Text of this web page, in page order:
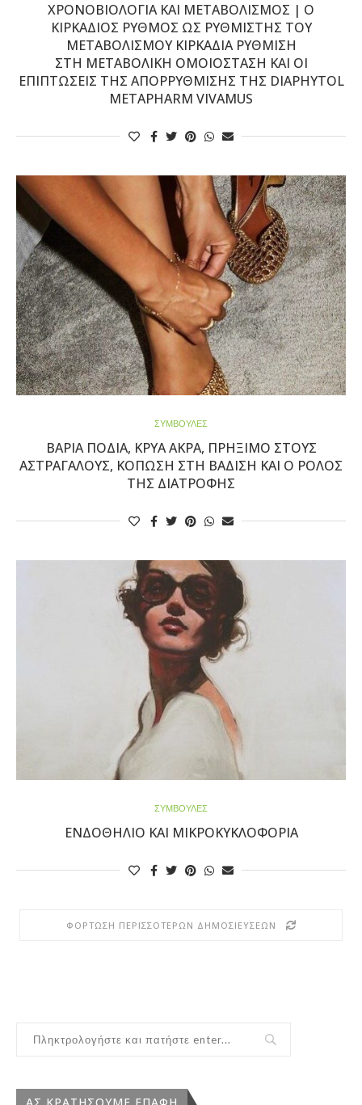
ΧΡΟΝΟΒΙΟΛΟΓΊΑ ΚΑΙ ΜΕΤΑΒΟΛΙΣΜΌΣ | Ο
ΚΙΡΚΆΔΙΟΣ ΡΥΘΜΌΣ ΩΣ ΡΥΘΜΙΣΤΉΣ ΤΟΥ
ΜΕΤΑΒΟΛΙΣΜΟΎ KΙΡΚΆΔΙΑ ΡΎΘΜΙΣΗ
ΣΤΗ ΜΕΤΑΒΟΛΙΚΉ ΟΜΟΙΌΣΤΑΣΗ ΚΑΙ ΟΙ
ΕΠΙΠΤΏΣΕΙΣ ΤΗΣ ΑΠΟΡΡΎΘΜΙΣΉΣ ΤΗΣ DIAPHYTOL
METAPHARM VIVAMUS
ΣΥΜΒΟΥΛΕΣ
ΒΑΡΙΆ ΠΌΔΙΑ, ΚΡΎΑ ΆΚΡΑ, ΠΡΉΞΙΜΟ ΣΤΟΥΣ
ΑΣΤΡΑΓΆΛΟΥΣ, ΚΌΠΩΣΗ ΣΤΗ ΒΆΔΙΣΗ ΚΑΙ Ο ΡΌΛΟΣ
ΤΗΣ ΔΙΑΤΡΟΦΉΣ
ΣΥΜΒΟΥΛΕΣ
ΕΝΔΟΘΉΛΙΟ ΚΑΙ ΜΙΚΡΟΚΥΚΛΟΦΟΡΊΑ
ΦΌΡΤΩΣΗ ΠΕΡΙΣΣΌΤΕΡΩΝ ΔΗΜΟΣΙΕΎΣΕΩΝ